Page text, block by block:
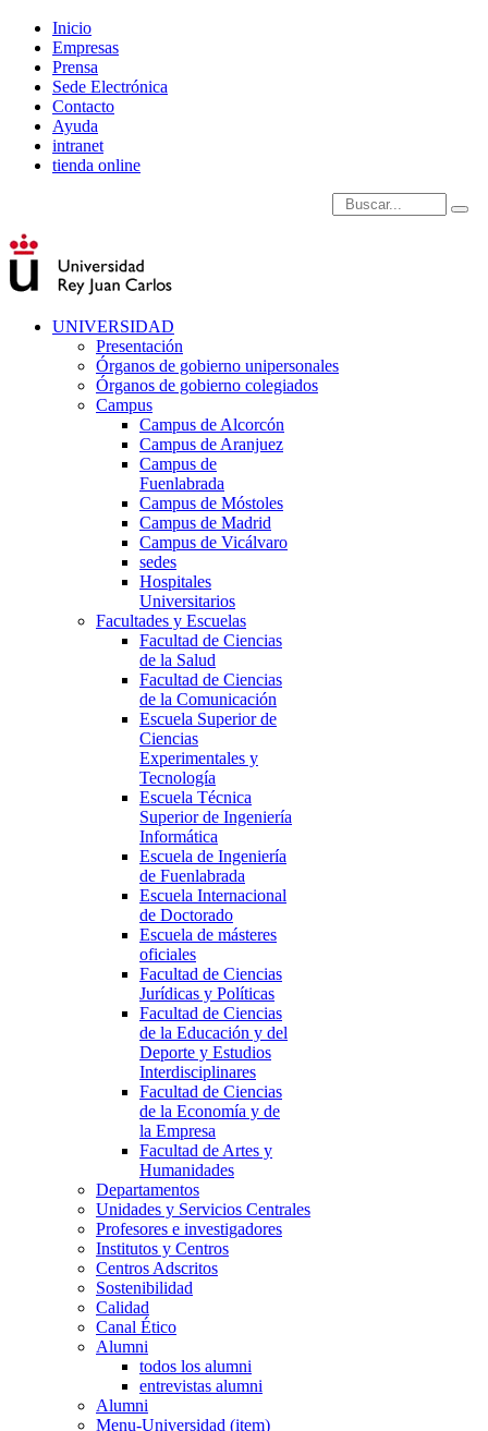
Inicio
Empresas
Prensa
Sede Electrónica
Contacto
Ayuda
intranet
tienda online
Introduce términos de
UNIVERSIDAD
Presentación
Órganos de gobierno unipersonales
Órganos de gobierno colegiados
Campus
Campus de Alcorcón
Campus de Aranjuez
Campus de
Fuenlabrada
Campus de Móstoles
Campus de Madrid
Campus de Vicálvaro
sedes
Hospitales
Universitarios
Facultades y Escuelas
Facultad de Ciencias
de la Salud
Facultad de Ciencias
de la Comunicación
Escuela Superior de
Ciencias
Experimentales y
Tecnología
Escuela Técnica
Superior de Ingeniería
Informática
Escuela de Ingeniería
de Fuenlabrada
Escuela Internacional
de Doctorado
Escuela de másteres
oficiales
Facultad de Ciencias
Jurídicas y Políticas
Facultad de Ciencias
de la Educación y del
Deporte y Estudios
Interdisciplinares
Facultad de Ciencias
de la Economía y de
la Empresa
Facultad de Artes y
Humanidades
Departamentos
Unidades y Servicios Centrales
Profesores e investigadores
Institutos y Centros
Centros Adscritos
Sostenibilidad
Calidad
Canal Ético
Alumni
todos los alumni
entrevistas alumni
Alumni
Menu-Universidad (item)